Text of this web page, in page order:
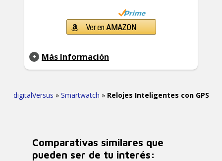
Más Información
digitalVersus » Smartwatch » Relojes Inteligentes con GPS
Comparativas similares que
pueden ser de tu interés: